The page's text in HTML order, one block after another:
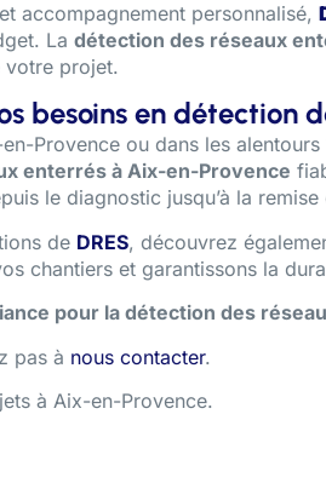
accompagnement personnalisé,
La détection des réseaux
votre projet.
besoins en détection
Provence ou dans les alentours
enterrés à Aix-en-Provence
le diagnostic jusqu’à la
de DRES, découvrez
chantiers et garantissons la
pour la détection des
pas à nous contacter.
à Aix-en-Provence.